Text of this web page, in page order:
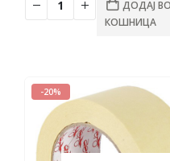
80.00
ДОДАЈ ВО
КОШНИЦА
-20%